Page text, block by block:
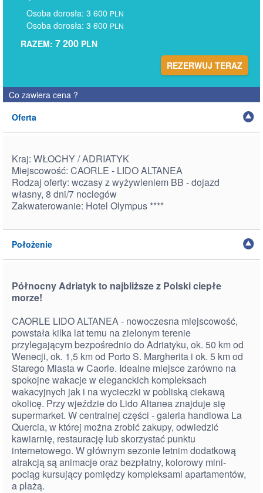
Osoba dorosła: 3 600 PLN
Osoba dorosła: 3 600 PLN
RAZEM: 7 200 PLN
REZERWUJ TERAZ
Co zawiera cena ?
Oferta
Kraj: WŁOCHY / ADRIATYK
Miejscowość: CAORLE - LIDO ALTANEA
Rodzaj oferty: wczasy z wyżywieniem BB - dojazd
własny, 8 dni/7 noclegów
Zakwaterowanie: Hotel Olympus ****
Położenie
Północny Adriatyk to najbliższe z Polski ciepłe
morze!
CAORLE LIDO ALTANEA - nowoczesna miejscowość,
powstała kilka lat temu na zielonym terenie
przylegającym bezpośrednio do Adriatyku, ok. 50 km od
Wenecji, ok. 1,5 km od Porto S. Margherita i ok. 5 km od
Starego Miasta w Caorle. Idealne miejsce zarówno na
spokojne wakacje w eleganckich kompleksach
wakacyjnych jak i na wycieczki w pobliską ciekawą
okolicę. Przy wjeździe do Lido Altanea znajduje się
supermarket. W centralnej części - galeria handlowa La
Quercia, w której można zrobić zakupy, odwiedzić
kawiarnię, restaurację lub skorzystać punktu
internetowego. W głównym sezonie letnim dodatkową
atrakcją są animacje oraz bezpłatny, kolorowy mini-
pociąg kursujący pomiędzy kompleksami apartamentów,
a plażą.